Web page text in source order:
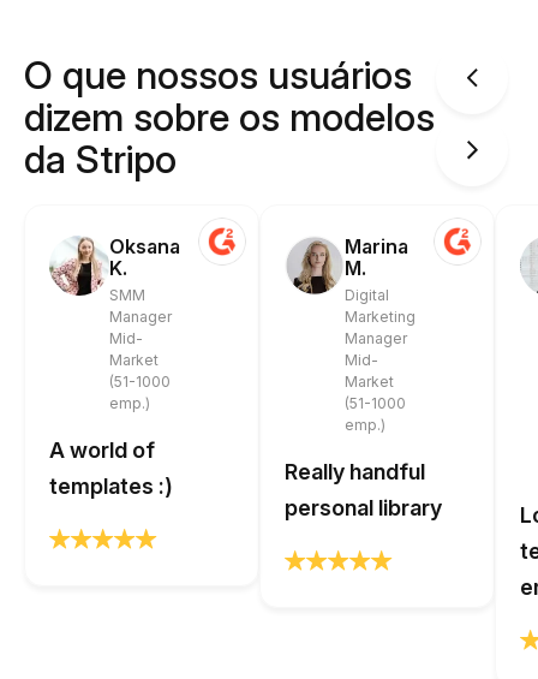
O que nossos usuários
dizem sobre os modelos
da Stripo
Oksana
K.
SMM
Manager
Mid-
Market
(51-1000
emp.)
A world of
templates :)
Marina
M.
Digital
Marketing
Manager
Mid-
Market
(51-1000
emp.)
Really handful
personal library